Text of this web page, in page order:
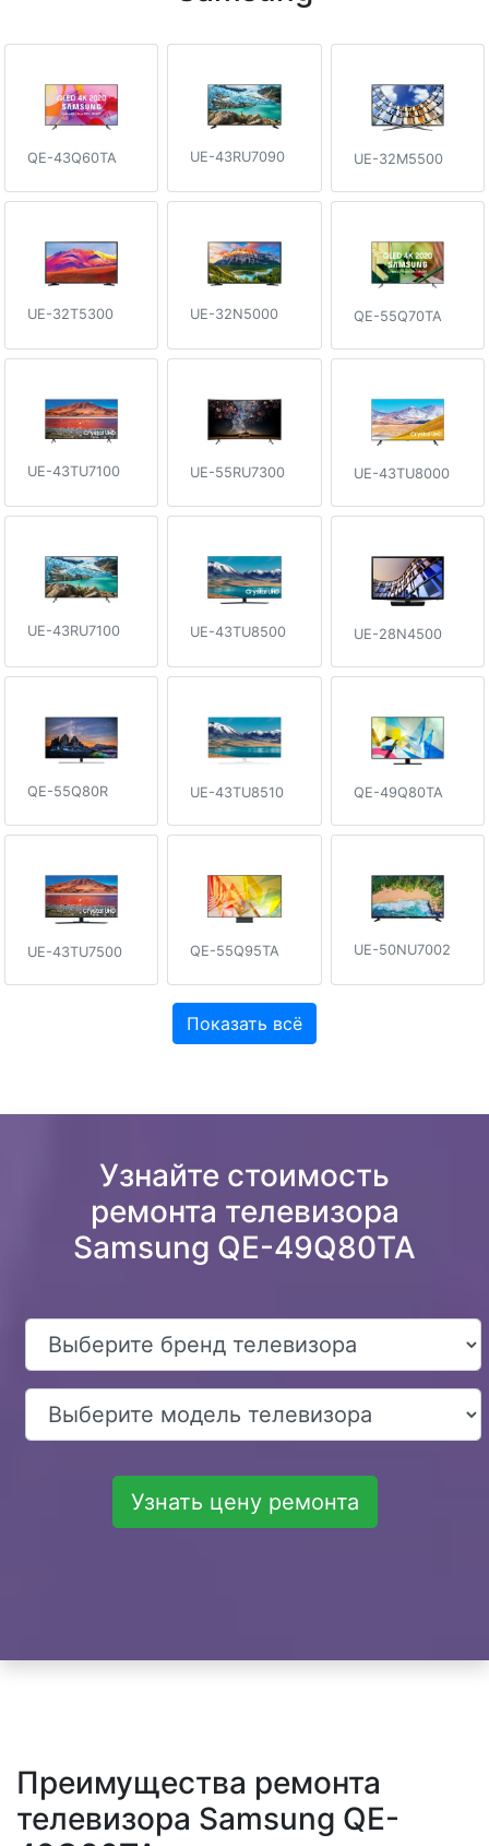
QE-43Q60TA UE-43RU7090 UE-32M5500
UE-32T5300 UE-32N5000 QE-55Q70TA
UE-43TU7100 UE-55RU7300 UE-43TU8000
UE-43RU7100 UE-43TU8500 UE-28N4500
QE-55Q80R UE-43TU8510 QE-49Q80TA
UE-43TU7500 QE-55Q95TA UE-50NU7002
Показать всё
Узнайте стоимость
ремонта телевизора
Samsung QE-49Q80TA
Узнать цену ремонта
Преимущества ремонта
телевизора Samsung QE-